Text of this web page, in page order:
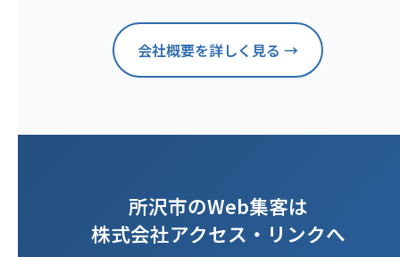
会社概要を詳しく見る →
所沢市のWeb集客は
株式会社アクセス・リンクへ